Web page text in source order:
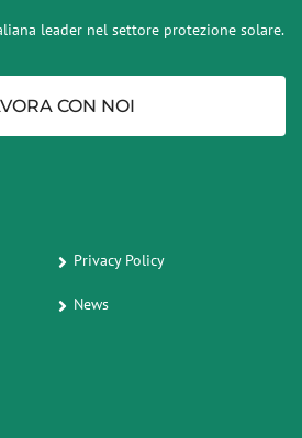
leader nel settore protezione solare.
CON NOI
Privacy Policy
News